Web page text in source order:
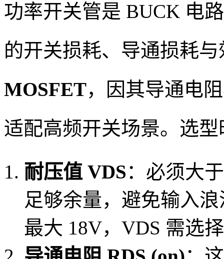
功率开关管是 BUCK 电
的开关损耗、导通损耗
MOSFET，因其导通电
适配高频开关场景。选
耐压值 VDS：必须大
足够余量，避免输入
最大 18V，VDS 需选